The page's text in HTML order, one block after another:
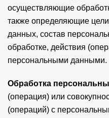
осуществляющие
также определяющие
данных, состав
обработке, действия
персональными данными.
Обработка
(операция) или
(операций) с